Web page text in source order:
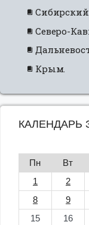
Северо-
Крым.
КАЛЕНДАРЬ
Пн
Вт
1
2
8
9
15
16